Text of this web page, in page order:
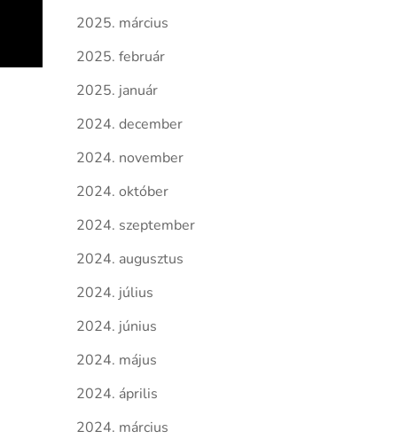
2025. március
2025. február
2025. január
2024. december
2024. november
2024. október
2024. szeptember
2024. augusztus
2024. július
2024. június
2024. május
2024. április
2024. március